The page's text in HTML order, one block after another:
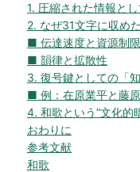
1. 圧縮された情報と
2. なぜ31文字に収め
■ 伝達速度と資源制限
■ 韻律と拡散性
3. 復号鍵としての「
■ 例：在原業平と藤
4. 和歌という“文化的
おわりに
参考文献
和歌